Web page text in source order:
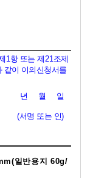
1항 또는 제21조제
같이 이의신청서를
년     월     일
(서명 또는 인)
일반용지 60g/